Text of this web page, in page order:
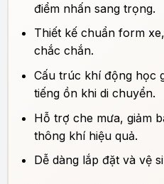
điểm nhấn sang trọng.
Thiết kế chuẩn form
chắc chắn.
Cấu trúc khí động học
tiếng ồn khi di chuyển.
Hỗ trợ che mưa, giảm
thông khí hiệu quả.
Dễ dàng lắp đặt và vệ